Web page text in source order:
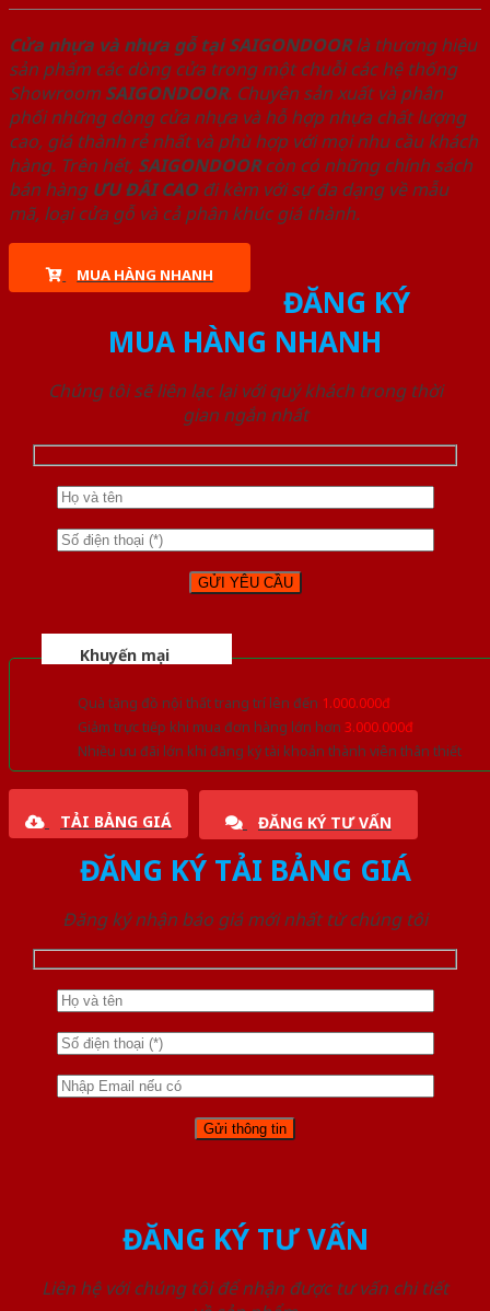
Cửa nhựa và nhựa gỗ tại SAIGONDOORlà thương hiệu
sản phẩm các dòng cửa trong một chuỗi các hệ thống
Showroom SAIGONDOOR. Chuyên sản xuất và phân
phối những dòng cửa nhựa và hỗ hợp nhựa chất lượng
cao, giá thành rẻ nhất và phù hợp với mọi nhu cầu khách
hàng. Trên hết, SAIGONDOORcòn có những chính sách
bán hàng ƯU ĐÃI CAOđi kèm với sự đa dạng về mẫu
mã, loại cửa gỗ và cả phân khúc giá thành.
MUA HÀNG NHANH
ĐĂNG KÝ
MUA HÀNG NHANH
Chúng tôi sẽ liên lạc lại với quý khách trong thời
gian ngắn nhất
Khuyến mại
Quà tặng đồ nội thất trang trí lên đến 1.000.000đ
Giảm trực tiếp khi mua đơn hàng lớn hơn 3.000.000đ
Nhiều ưu đãi lớn khi đăng ký tài khoản thành viên thân thiết
TẢI BẢNG GIÁ ĐĂNG KÝ TƯ VẤN
ĐĂNG KÝ TẢI BẢNG GIÁ
Đăng ký nhận báo giá mới nhất từ chúng tôi
ĐĂNG KÝ TƯ VẤN
Liên hệ với chúng tôi để nhận được tư vấn chi tiết